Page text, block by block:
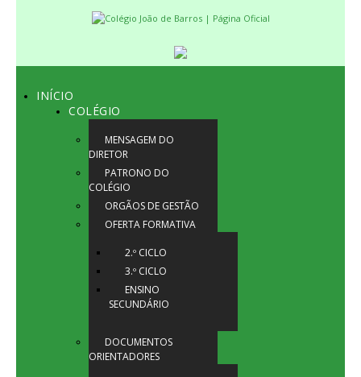
INÍCIO
COLÉGIO
MENSAGEM DO
DIRETOR
PATRONO DO
COLÉGIO
ORGÃOS DE GESTÃO
OFERTA FORMATIVA
2.º CICLO
3.º CICLO
ENSINO
SECUNDÁRIO
DOCUMENTOS
ORIENTADORES